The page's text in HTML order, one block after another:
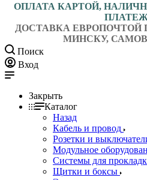
ОПЛАТА КАРТОЙ,
ДОСТАВКА ЕВРОПОЧТОЙ
МИНСКУ,
Поиск
Вход
Закрыть
Каталог
Назад
Кабель и провод
Розетки и
Модульное
Системы для
Щитки и боксы